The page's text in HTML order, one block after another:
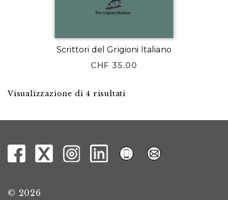
Scrittori del Grigioni Italiano
CHF 35.00
Visualizzazione di 4 risultati
© 2026